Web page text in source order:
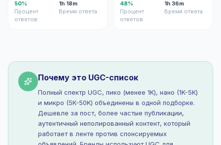
50%
Процент
ответов
1h 18m
Время ответа
48%
Процент
ответов
1h 36m
Время ответа
Почему это UGC-список
Полный спектр UGC, пико (менее 1K), нано (1K-5K)
и микро (5K-50K) объединены в одной подборке.
Дешевле за пост, более частые публикации,
аутентичный неполированный контент, который
работает в ленте против спонсируемых